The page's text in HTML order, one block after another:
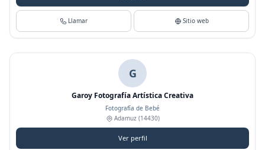
Llamar Sitio web
G
Garoy Fotografía Artística Creativa
Fotografía de Bebé
Adamuz(14430)
Ver perfil